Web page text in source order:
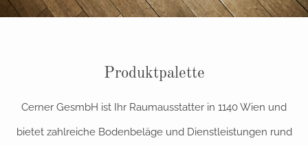
Produktpalette
Cerner GesmbH ist Ihr Raumausstatter in 1140 Wien und
bietet zahlreiche Bodenbeläge und Dienstleistungen rund